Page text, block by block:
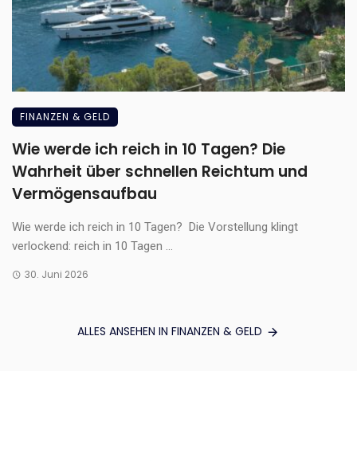
FINANZEN & GELD
Wie werde ich reich in 10 Tagen? Die
Wahrheit über schnellen Reichtum und
Vermögensaufbau
Wie werde ich reich in 10 Tagen? Die Vorstellung klingt
verlockend: reich in 10 Tagen ...
30. Juni 2026
ALLES ANSEHEN IN FINANZEN & GELD